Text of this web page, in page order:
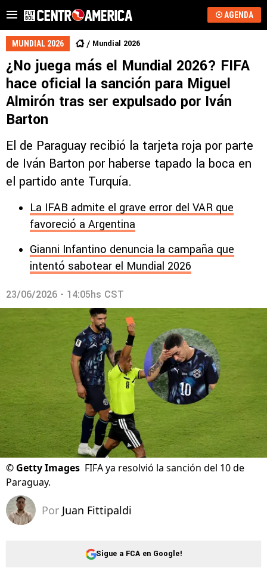
AGENDA
MUNDIAL 2026 Mundial 2026
¿No juega más el Mundial 2026? FIFA
hace oficial la sanción para Miguel
Almirón tras ser expulsado por Iván
Barton
El de Paraguay recibió la tarjeta roja por parte
de Iván Barton por haberse tapado la boca en
el partido ante Turquía.
La IFAB admite el grave error del VAR que
favoreció a Argentina
Gianni Infantino denuncia la campaña que
intentó sabotear el Mundial 2026
23/06/2026 - 14:05hs CST
© Getty Images FIFA ya resolvió la sanción del 10 de
Paraguay.
Por Juan Fittipaldi
Sigue a FCA en Google!